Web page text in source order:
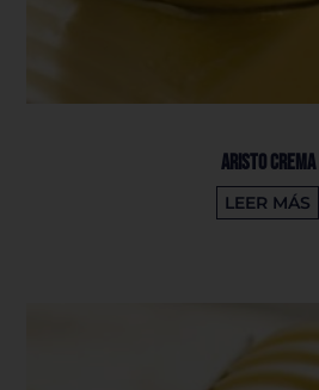
Aristo Crema
LEER MÁS